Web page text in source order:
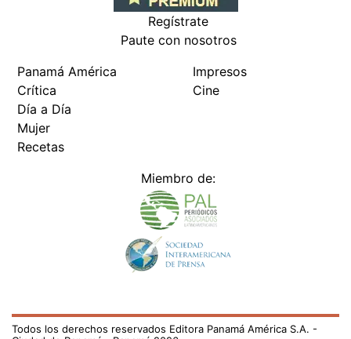
Regístrate
Paute con nosotros
Panamá América
Crítica
Día a Día
Mujer
Recetas
Impresos
Cine
Miembro de:
Todos los derechos reservados Editora Panamá América S.A. -